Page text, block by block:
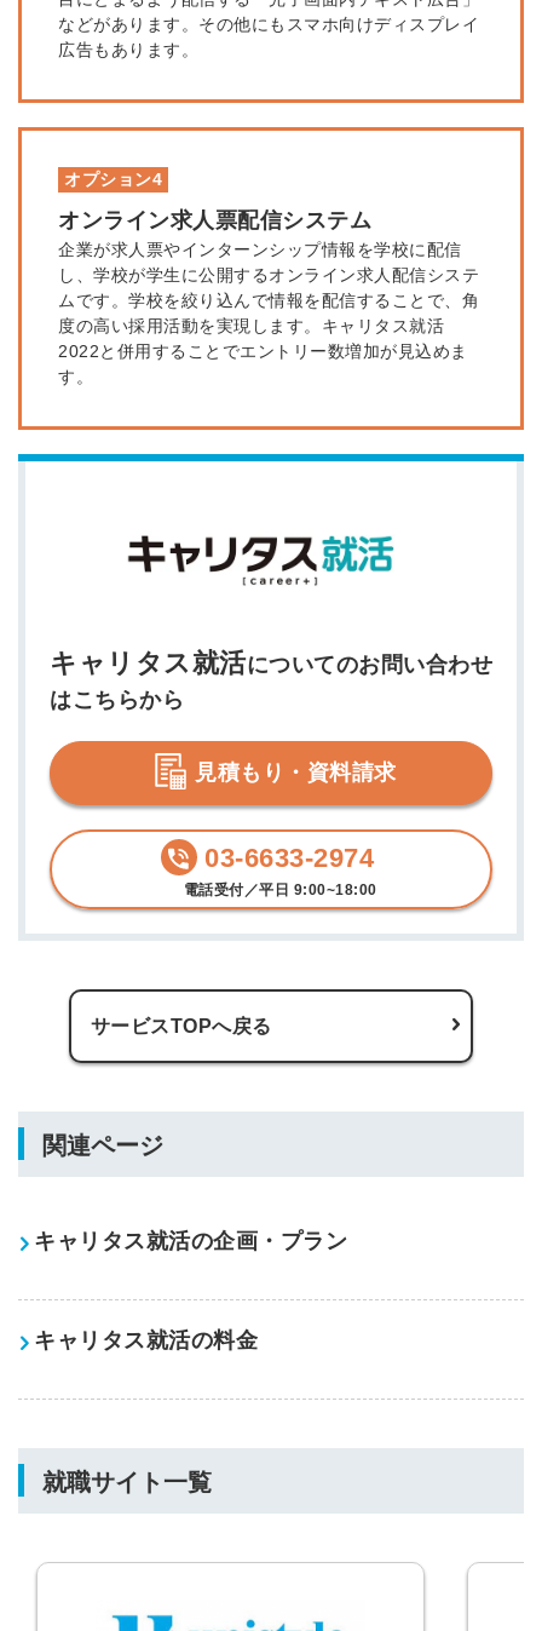
などがあります。その他にもスマホ向けディスプレイ
広告もあります。
オプション4
オンライン求人票配信システム
企業が求人票やインターンシップ情報を学校に配信
し、学校が学生に公開するオンライン求人配信システ
ムです。学校を絞り込んで情報を配信することで、角
度の高い採用活動を実現します。キャリタス就活
2022と併用することでエントリー数増加が見込めま
す。
キャリタス就活についてのお問い合わせ
はこちらから
見積もり・資料請求
03-6633-2974
電話受付／平日 9:00~18:00
サービスTOPへ戻る
関連ページ
キャリタス就活の企画・プラン
キャリタス就活の料金
就職サイト一覧
忘れですか？
採用にまつわる独自の調査レポ
ートが届く
※ログインIDとなります
利用規約と個人情報の取り扱いについて
同意のうえ
登録する
他サービスIDで登録